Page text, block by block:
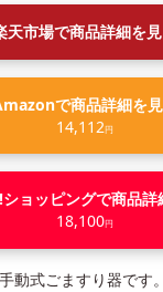
天市場で商品詳細を
で商品詳細を
14,112円
ョッピングで商品詳
18,100円
動式ごますり器です